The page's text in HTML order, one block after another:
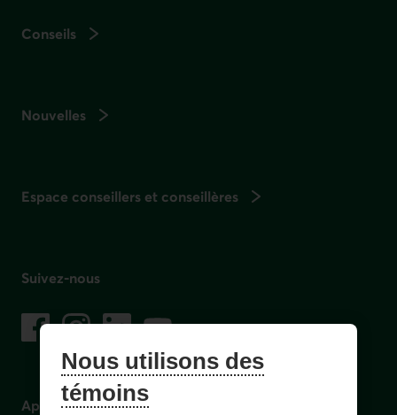
Conseils
Nouvelles
Espace conseillers et conseillères
Suivez-nous
Facebook
– Lien externe au site. Cet hyperlien s'ouvrira dans une
Instagram
– Lien externe au site. Cet hyperlien s'ouvrira dans
LinkedIn
– Lien externe au site. Cet hyperlien
YouTube
– Lien externe au site. Cet hyperlien
Application mobile
Nous utilisons des
témoins